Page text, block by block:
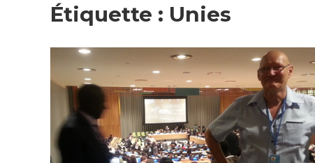
Étiquette : Unies